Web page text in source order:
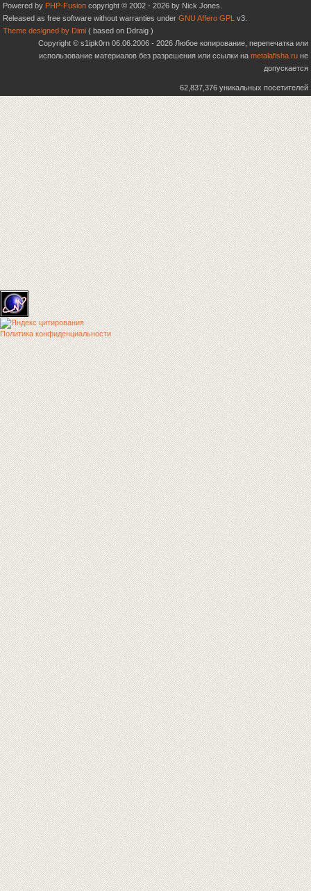
Powered by PHP-Fusion copyright © 2002 - 2026 by Nick Jones.
Released as free software without warranties under GNU Affero GPL v3.
Theme designed by Dimi ( based on Ddraig )
Copyright © s1ipk0rn 06.06.2006 - 2026 Любое копирование, перепечатка или
использование материалов без разрешения или ссылки на metalafisha.ru не
допускается
62,837,376 уникальных посетителей
Политика конфиденциальности